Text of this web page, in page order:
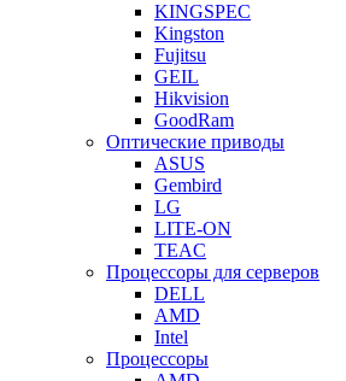
KINGSPEC
Kingston
Fujitsu
GEIL
Hikvision
GoodRam
Оптические приводы
ASUS
Gembird
LG
LITE-ON
TEAC
Процессоры для серверов
DELL
AMD
Intel
Процессоры